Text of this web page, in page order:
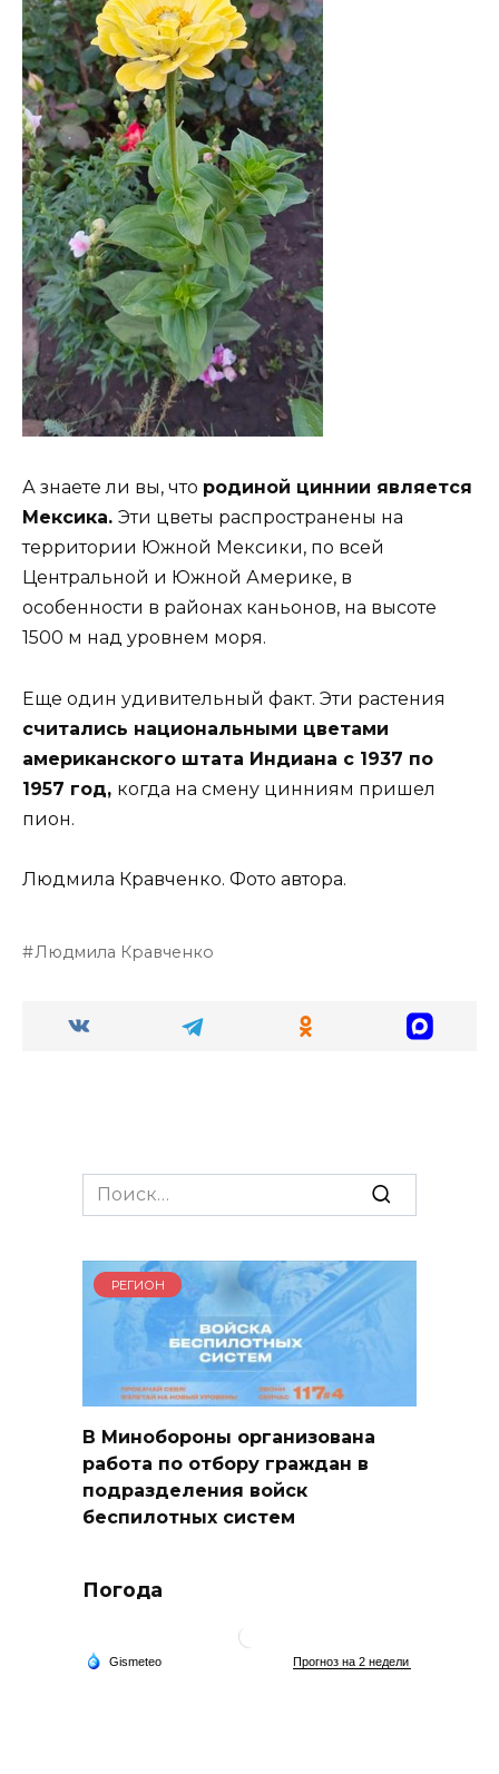
А знаете ли вы, что родиной циннии является
Мексика. Эти цветы распространены на
территории Южной Мексики, по всей
Центральной и Южной Америке, в
особенности в районах каньонов, на высоте
1500 м над уровнем моря.
Еще один удивительный факт. Эти растения
считались национальными цветами
американского штата Индиана с 1937 по
1957 год, когда на смену цинниям пришел
пион.
Людмила Кравченко. Фото автора.
Людмила Кравченко
Search
for:
РЕГИОН
В Минобороны организована
работа по отбору граждан в
подразделения войск
беспилотных систем
Погода